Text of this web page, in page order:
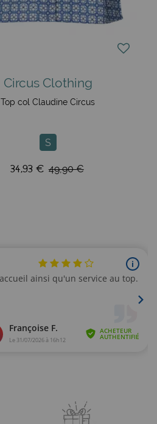
Circus Clothing
Top col Claudine Circus
S
34,93 € 49,90 €